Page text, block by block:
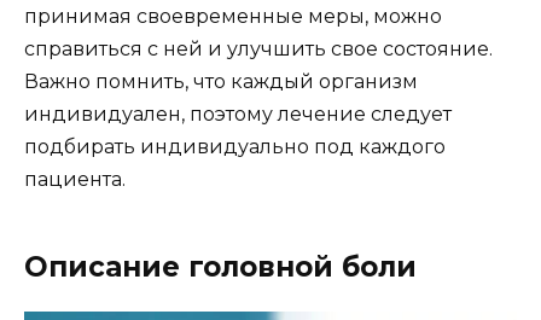
принимая своевременные меры, можно
справиться с ней и улучшить свое состояние.
Важно помнить, что каждый организм
индивидуален, поэтому лечение следует
подбирать индивидуально под каждого
пациента.
Описание головной боли